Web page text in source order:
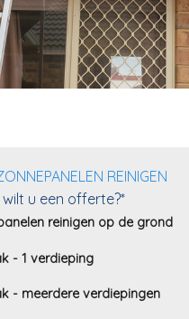
REINIGEN
u een offerte?*
reinigen op de grond
- 1 verdieping
- meerdere verdiepingen